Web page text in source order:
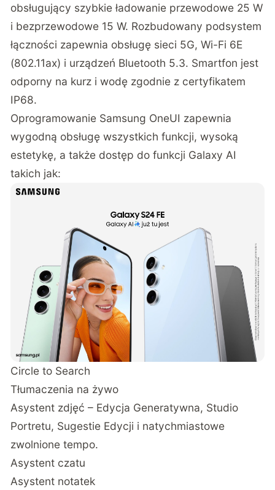
obsługujący szybkie ładowanie przewodowe 25 W
i bezprzewodowe 15 W. Rozbudowany podsystem
łączności zapewnia obsługę sieci 5G, Wi-Fi 6E
(802.11ax) i urządzeń Bluetooth 5.3. Smartfon jest
odporny na kurz i wodę zgodnie z certyfikatem
IP68.
Oprogramowanie Samsung OneUI zapewnia
wygodną obsługę wszystkich funkcji, wysoką
estetykę, a także dostęp do funkcji Galaxy AI
takich jak:
Circle to Search
Tłumaczenia na żywo
Asystent zdjęć – Edycja Generatywna, Studio
Portretu, Sugestie Edycji i natychmiastowe
zwolnione tempo.
Asystent czatu
Asystent notatek